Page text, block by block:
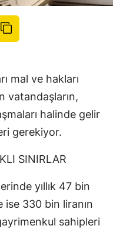
mal ve hakları
vatandaşların,
halinde gelir
gerekiyor.
SINIRLAR
yıllık 47 bin
ise 330 bin liranın
sahipleri